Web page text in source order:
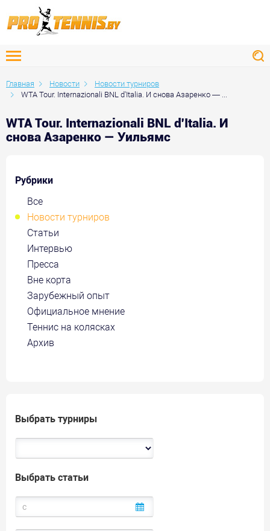
Главная Новости
Новости турниров
WTA Tour. Internazionali BNL d'Italia. И снова Азаренко — ...
WTA Tour. Internazionali BNL d'Italia. И
снова Азаренко — Уильямс
Рубрики
Все
Новости турниров
Статьи
Интервью
Пресса
Вне корта
Зарубежный опыт
Официальное мнение
Теннис на колясках
Архив
Выбрать турниры
Выбрать статьи